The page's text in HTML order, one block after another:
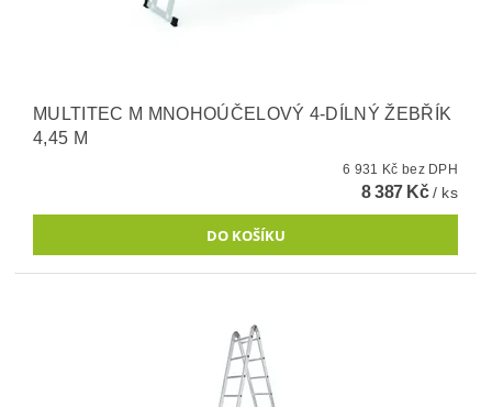
MULTITEC M MNOHOÚČELOVÝ 4-DÍLNÝ ŽEBŘÍK
4,45 M
6 931 Kč bez DPH
8 387 Kč/ ks